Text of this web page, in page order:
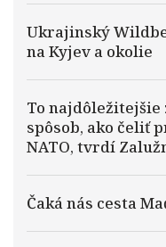
Ukrajinský
na Kyjev a okolie
To najdôležitejšie
spôsob, ako čeliť
NATO, tvrdí
Čaká nás cesta